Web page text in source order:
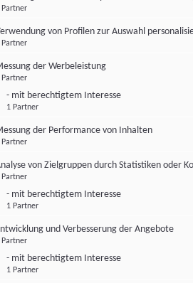
Partner
von Profilen zur Auswahl
Partner
der Werbeleistung
Partner
- mit berechtigtem Interesse
1 Partner
der Performance von Inhalten
Partner
von Zielgruppen durch Statistiken oder
Partner
- mit berechtigtem Interesse
1 Partner
und Verbesserung der Angebote
Partner
- mit berechtigtem Interesse
1 Partner